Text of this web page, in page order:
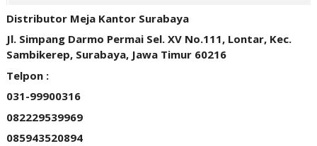
Distributor Meja Kantor Surabaya
Jl. Simpang Darmo Permai Sel. XV No.111, Lontar, Kec.
Sambikerep, Surabaya, Jawa Timur 60216
Telpon :
031-99900316
082229539969
085943520894